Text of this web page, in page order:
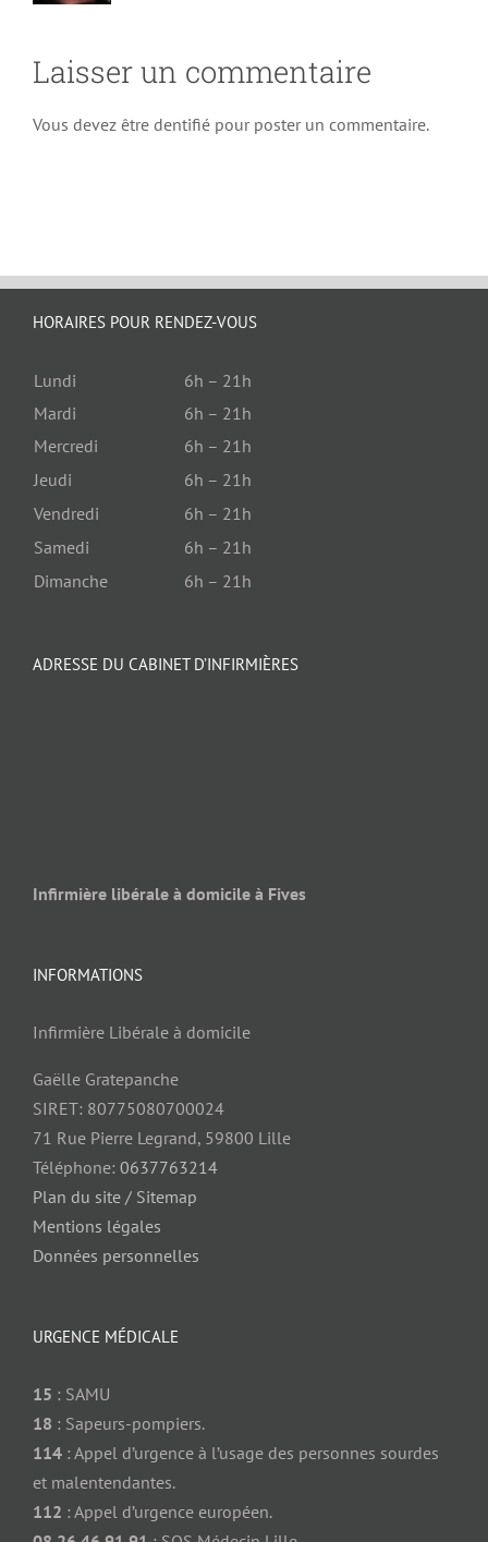
Laisser un commentaire
Vous devez être dentifié pour poster un commentaire.
HORAIRES POUR RENDEZ-VOUS
Lundi
6h – 21h
Mardi
6h – 21h
Mercredi
6h – 21h
Jeudi
6h – 21h
Vendredi
6h – 21h
Samedi
6h – 21h
Dimanche
6h – 21h
ADRESSE DU CABINET D’INFIRMIÈRES
Infirmière libérale à domicile à Fives
INFORMATIONS
Infirmière Libérale à domicile
Gaëlle Gratepanche
SIRET: 80775080700024
71 Rue Pierre Legrand, 59800 Lille
Téléphone: 0637763214
Plan du site / Sitemap
Mentions légales
Données personnelles
URGENCE MÉDICALE
15 : SAMU
18 : Sapeurs-pompiers.
114 : Appel d’urgence à l’usage des personnes sourdes
et malentendantes.
112 : Appel d’urgence européen.